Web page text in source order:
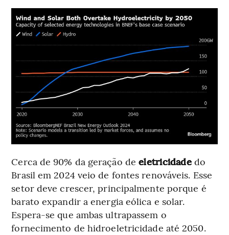
Cerca de 90% da geração deeletricidadedo
Brasil em 2024 veio de fontes renováveis. Esse
setor deve crescer, principalmente porque é
barato expandir a energia eólica e solar.
Espera-se que ambas ultrapassem o
fornecimento de hidroeletricidade até 2050.